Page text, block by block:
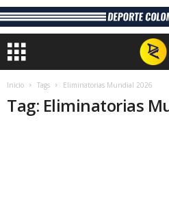
Inicio Tags Eliminatorias Mundial 2026
Tag: Eliminatorias